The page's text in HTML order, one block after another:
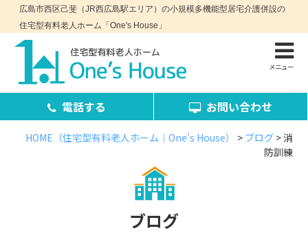
お問い合わせ・資料請求
広島市西区己斐（JR西広島駅エリア）の小規模多機能型居宅介護併設の
住宅型有料老人ホーム「One's House」
メニュー
電話する お問い合わせ
HOME（住宅型有料老人ホーム｜One's House） > ブログ>消
防訓練
ブログ